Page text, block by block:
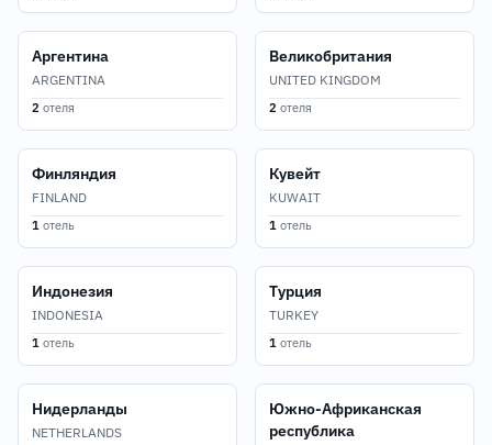
Аргентина
ARGENTINA
2 отеля
Великобритания
UNITED KINGDOM
2 отеля
Финляндия
FINLAND
1 отель
Кувейт
KUWAIT
1 отель
Индонезия
INDONESIA
1 отель
Турция
TURKEY
1 отель
Нидерланды
NETHERLANDS
Южно-Африканская
республика